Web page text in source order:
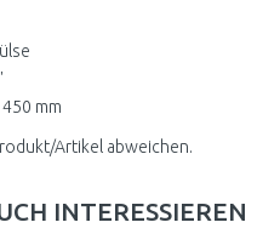
mm
Artikel abweichen.
INTERESSIEREN